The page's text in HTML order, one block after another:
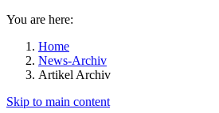
You are here:
Home
News-Archiv
Artikel Archiv
Skip to main content